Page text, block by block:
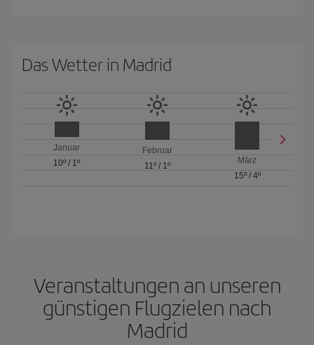
Das Wetter in Madrid
Januar
10º / 1º
Februar
11º/ 1º
März
15º/ 4º
Veranstaltungen an unseren
günstigen Flugzielen nach
Madrid